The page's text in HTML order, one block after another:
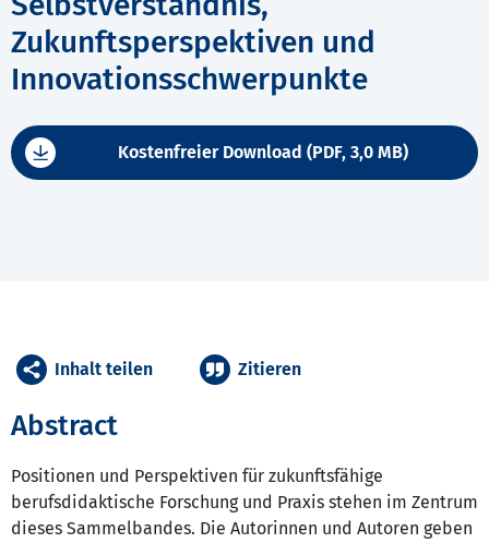
Zukunftsperspektiven und
Innovationsschwerpunkte
Kostenfreier Download (PDF, 3,0 MB)
Abstract
Positionen und Perspektiven für zukunftsfähige
berufsdidaktische Forschung und Praxis stehen im Zentrum
dieses Sammelbandes. Die Autorinnen und Autoren geben
Inhalt teilen Zitieren